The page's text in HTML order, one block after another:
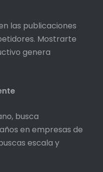
las publicaciones
Mostrarte
genera
busca
en empresas de
escala y